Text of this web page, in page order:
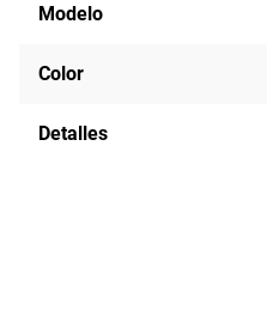
Modelo
Color
Detalles